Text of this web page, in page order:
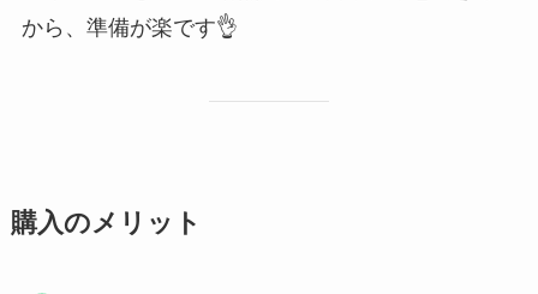
から、準備が楽です👌
購入のメリット